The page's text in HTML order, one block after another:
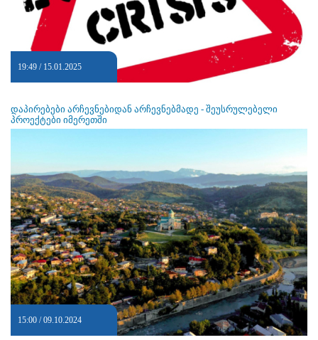
19:49 / 15.01.2025
დაპირებები არჩევნებიდან არჩევნებმადე - შეუსრულებელი
პროექტები იმერეთში
15:00 / 09.10.2024